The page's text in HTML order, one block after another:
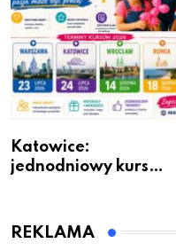
Katowice:
jednodniowy kurs
dzieci
REKLAMA